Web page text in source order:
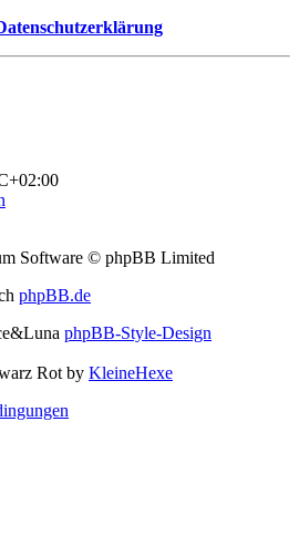
Software © phpBB Limited
phpBB.de
phpBB-Style-Design
Rot by KleineHexe